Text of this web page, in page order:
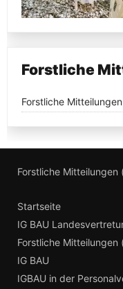
Forstliche
Forstliche
Forstliche Mitteilungen
Startseite
IG BAU
Forstliche Mitteilungen
IG BAU
IGBAU in der